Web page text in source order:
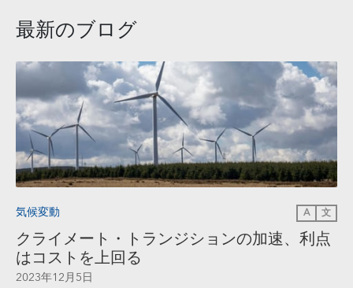
最新のブログ
気候変動 A 文
クライメート・トランジションの加速、利点
はコストを上回る
2023年12月5日